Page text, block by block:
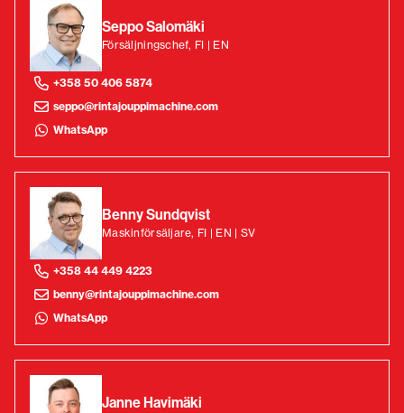
Seppo Salomäki
Försäljningschef, FI | EN
+358 50 406 5874
seppo@rintajouppimachine.com
WhatsApp
Benny Sundqvist
Maskinförsäljare, FI | EN | SV
+358 44 449 4223
benny@rintajouppimachine.com
WhatsApp
Janne Havimäki